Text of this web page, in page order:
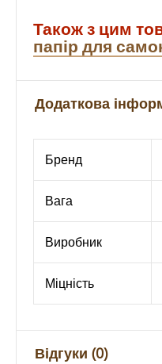
Також з цим
папір для
Додаткова
Бренд
Вага
Виробник
Міцність
Відгуки (0)